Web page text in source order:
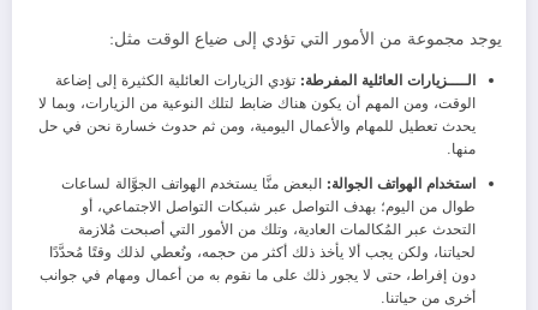
يوجد مجموعة من الأمور التي تؤدي إلى ضياع الوقت مثل:
الــــزيارات العائلية المفرطة: تؤدي الزيارات العائلية الكثيرة إلى إضاعة
الوقت، ومن المهم أن يكون هناك ضابط لتلك النوعية من الزيارات، وبما لا
يحدث تعطيل للمهام والأعمال اليومية، ومن ثم حدوث خسارة نحن في حل
منها.
استخدام الهواتف الجوالة: البعض منَّا يستخدم الهواتف الجوَّالة لساعات
طوال من اليوم؛ بهدف التواصل عبر شبكات التواصل الاجتماعي، أو
التحدث عبر المُكالمات العادية، وتلك من الأمور التي أصبحت مُلازمة
لحياتنا، ولكن يجب ألا يأخذ ذلك أكثر من حجمه، ونُعطي لذلك وقتًا مُحدَّدًا
دون إفراط، حتى لا يجور ذلك على ما نقوم به من أعمال ومهام في جوانب
أخرى من حياتنا.